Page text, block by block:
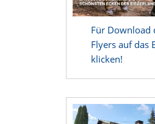
Für Download
Flyers auf das
klicken!